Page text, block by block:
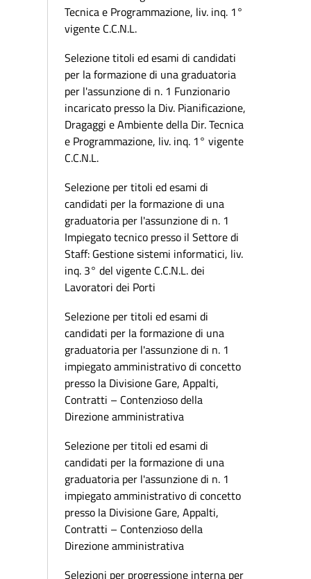
Tecnica e Programmazione, liv. inq. 1°
vigente C.C.N.L.
Selezione titoli ed esami di candidati
per la formazione di una graduatoria
per l'assunzione di n. 1 Funzionario
incaricato presso la Div. Pianificazione,
Dragaggi e Ambiente della Dir. Tecnica
e Programmazione, liv. inq. 1° vigente
C.C.N.L.
Selezione per titoli ed esami di
candidati per la formazione di una
graduatoria per l'assunzione di n. 1
Impiegato tecnico presso il Settore di
Staff: Gestione sistemi informatici, liv.
inq. 3° del vigente C.C.N.L. dei
Lavoratori dei Porti
Selezione per titoli ed esami di
candidati per la formazione di una
graduatoria per l'assunzione di n. 1
impiegato amministrativo di concetto
presso la Divisione Gare, Appalti,
Contratti – Contenzioso della
Direzione amministrativa
Selezione per titoli ed esami di
candidati per la formazione di una
graduatoria per l'assunzione di n. 1
impiegato amministrativo di concetto
presso la Divisione Gare, Appalti,
Contratti – Contenzioso della
Direzione amministrativa
Selezioni per progressione interna per